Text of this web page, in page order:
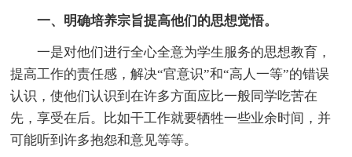
一、明确培养宗旨提高他们的思想觉悟。
一是对他们进行全心全意为学生服务的思想教育，
提高工作的责任感，解决“官意识”和“高人一等”的错误
认识，使他们认识到在许多方面应比一般同学吃苦在
先，享受在后。比如干工作就要牺牲一些业余时间，并
可能听到许多抱怨和意见等等。